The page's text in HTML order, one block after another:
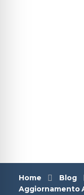
Home Blog
Aggiornamento